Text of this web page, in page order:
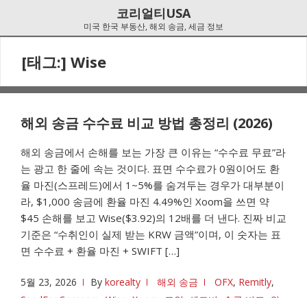
코리얼티USA
미국 한국 부동산, 해외 송금, 세금 정보
[태그:] Wise
해외 송금 수수료 비교 방법 총정리 (2026)
해외 송금에서 손해를 보는 가장 큰 이유는 “수수료 무료”라
는 광고 한 줄에 속는 것이다. 표면 수수료가 0원이어도 환
율 마진(스프레드)에서 1~5%를 숨겨두는 경우가 대부분이
라, $1,000 송금에 환율 마진 4.49%인 Xoom을 쓰면 약
$45 손해를 보고 Wise($3.92)의 12배를 더 낸다. 진짜 비교
기준은 “수취인이 실제 받는 KRW 금액”이며, 이 숫자는 표
면 수수료 + 환율 마진 + SWIFT […]
5월 23, 2026 By korealty 해외 송금 OFX, Remitly,